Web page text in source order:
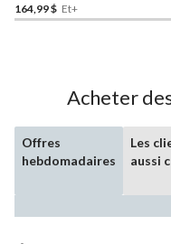
164,99 $ Et+
Acheter
Offres
hebdomadaires
Les
aussi